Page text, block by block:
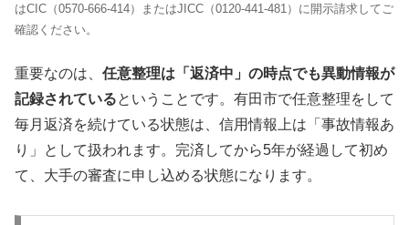
はCIC（0570-666-414）またはJICC（0120-441-481）に開示請求してご
確認ください。
重要なのは、 任意整理は「返済中」の時点でも異動情報が
記録されているということです。有田市で任意整理をして
毎月返済を続けている状態は、信用情報上は「事故情報あ
り」として扱われます。完済してから5年が経過して初め
て、大手の審査に申し込める状態になります。